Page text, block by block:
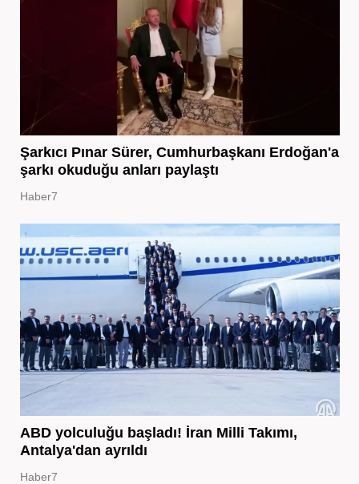
Şarkıcı Pınar Sürer, Cumhurbaşkanı Erdoğan'a
şarkı okuduğu anları paylaştı
Haber7
ABD yolculuğu başladı! İran Milli Takımı,
Antalya'dan ayrıldı
Haber7